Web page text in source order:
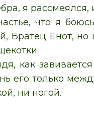
я рассмеялся,
что я
Братец Енот,
как
его только
ни ногой.